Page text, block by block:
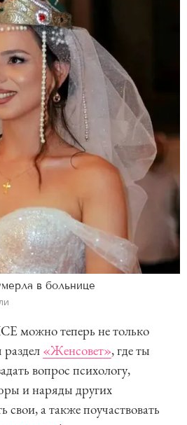
в больнице
можно теперь не только
раздел «Женсовет», где ты
вопрос психологу,
и наряды других
свои, а также поучаствовать